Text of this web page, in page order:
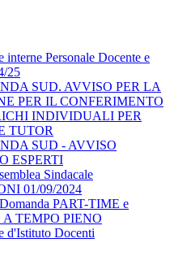
interne Personale Docente e
25
SUD. AVVISO PER LA
PER IL CONFERIMENTO
INDIVIDUALI PER
TUTOR
SUD - AVVISO
ESPERTI
Sindacale
01/09/2024
PART-TIME e
TEMPO PIENO
d'Istituto Docenti